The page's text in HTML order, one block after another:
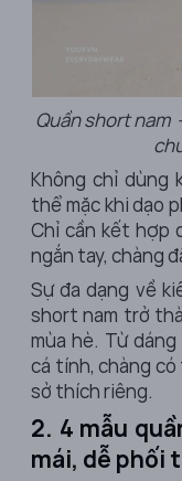
Quần short nam
Không chỉ dùng
thể mặc khi dạo
Chỉ cần kết hợp
ngắn tay, chàng
Sự đa dạng về
short nam trở
mùa hè. Từ
cá tính, chàng
sở thích riêng.
2. 4 mẫu
mái, dễ phối